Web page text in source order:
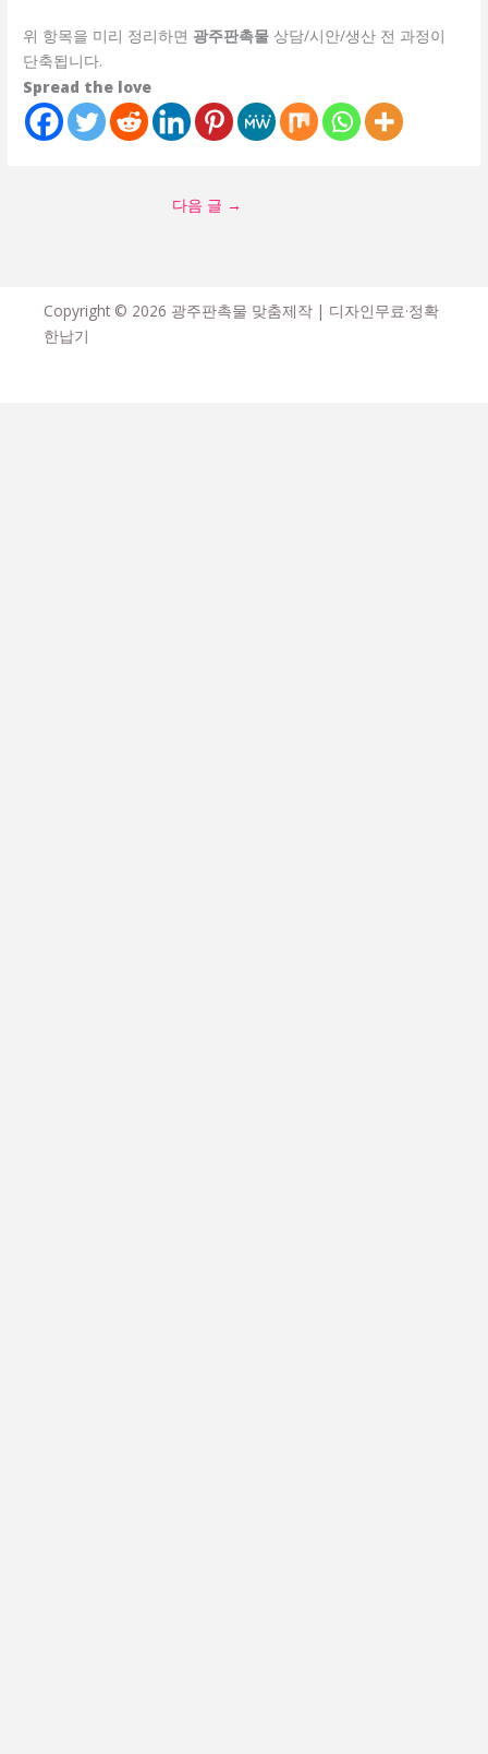
위 항목을 미리 정리하면 광주판촉물 상담/시안/생산 전 과정이
단축됩니다.
Spread the love
다음 글 →
Copyright © 2026 광주판촉물 맞춤제작 | 디자인무료·정확
한납기